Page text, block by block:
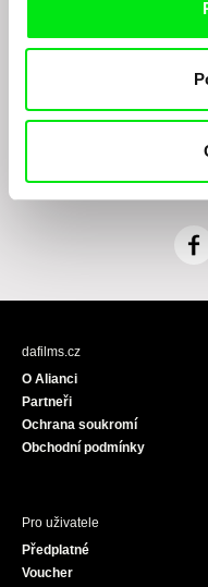
elektronickými prostředky a
Zásady zpracování osobních
F
c
dafilms.cz
O Alianci
Partneři
Ochrana soukromí
Obchodní podmínky
Pro uživatele
Předplatné
Voucher